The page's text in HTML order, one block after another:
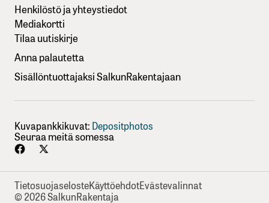
Henkilöstö ja yhteystiedot
Mediakortti
Tilaa uutiskirje
Anna palautetta
Sisällöntuottajaksi SalkunRakentajaan
Kuvapankkikuvat: Depositphotos
Seuraa meitä somessa
TietosuojaselosteKäyttöehdotEvästevalinnat
© 2026 SalkunRakentaja